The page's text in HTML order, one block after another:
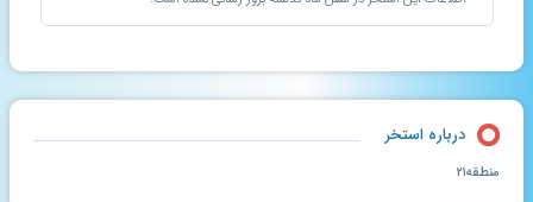
درباره استخر
منطقه۲۱